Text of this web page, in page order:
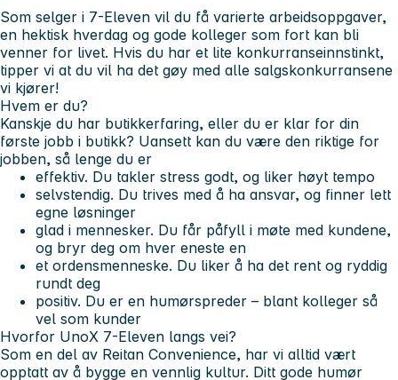
Som selger i 7-Eleven vil du få varierte arbeidsoppgaver,
en hektisk hverdag og gode kolleger som fort kan bli
venner for livet. Hvis du har et lite konkurranseinnstinkt,
tipper vi at du vil ha det gøy med alle salgskonkurransene
vi kjører!
Hvem er du?
Kanskje du har butikkerfaring, eller du er klar for din
første jobb i butikk? Uansett kan du være den riktige for
jobben, så lenge du er
effektiv. Du takler stress godt, og liker høyt tempo
selvstendig. Du trives med å ha ansvar, og finner lett
egne løsninger
glad i mennesker. Du får påfyll i møte med kundene,
og bryr deg om hver eneste en
et ordensmenneske. Du liker å ha det rent og ryddig
rundt deg
positiv. Du er en humørspreder – blant kolleger så
vel som kunder
Hvorfor UnoX 7-Eleven langs vei?
Som en del av Reitan Convenience, har vi alltid vært
opptatt av å bygge en vennlig kultur. Ditt gode humør